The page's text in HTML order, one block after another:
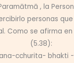
, la
personas
Como se afirma
(5.38):
cchurita- bhakti